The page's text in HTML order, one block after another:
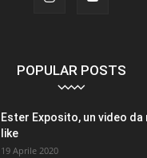
POPULAR POSTS
Ester Exposito, un video da
like
19 Aprile 2020